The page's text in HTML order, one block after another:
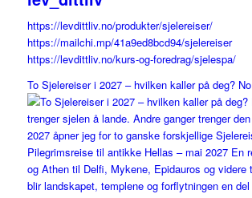
https://levdittliv.no/produkter/sjelereiser/
https://mailchi.mp/41a9ed8bcd94/sjelereiser
https://levdittliv.no/kurs-og-foredrag/sjelespa/
To Sjelereiser i 2027 – hvilken kaller på deg? No